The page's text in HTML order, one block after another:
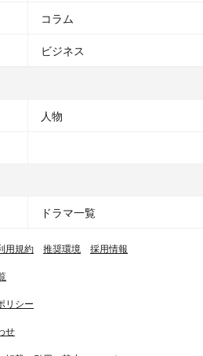
コラム
ビジネス
人物
ドラマ一覧
用規約 推奨環境 採用情報
リシー
せ